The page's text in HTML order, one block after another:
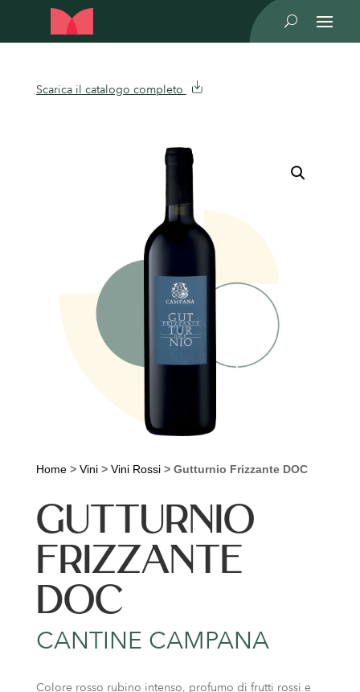
U
Scarica il catalogo completo
Home> Vini> Vini Rossi> Gutturnio Frizzante DOC
GUTTURNIO
FRIZZANTE
DOC
CANTINE CAMPANA
Colore rosso rubino intenso, profumo di frutti rossi e